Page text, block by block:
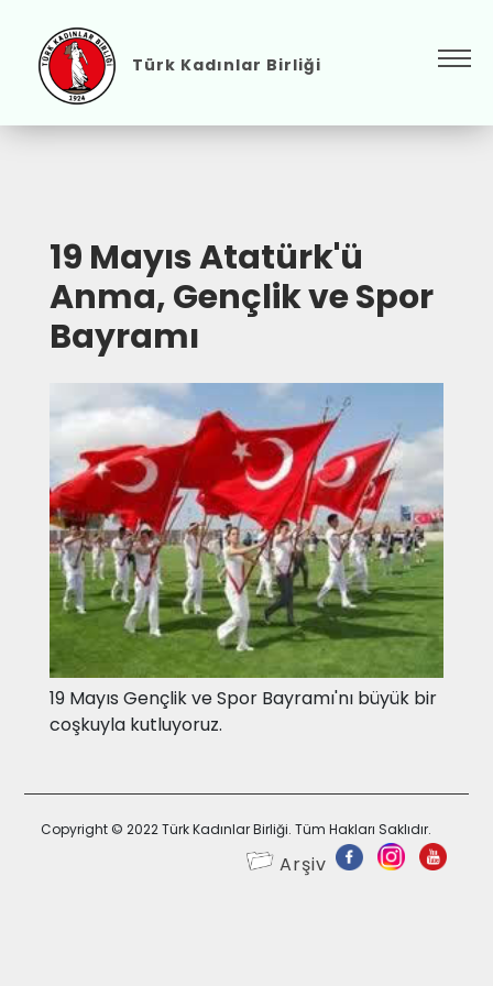
Türk Kadınlar Birliği
19 Mayıs Atatürk'ü
Anma, Gençlik ve Spor
Bayramı
19 Mayıs Gençlik ve Spor Bayramı'nı büyük bir
coşkuyla kutluyoruz.
Copyright © 2022 Türk Kadınlar Birliği. Tüm Hakları Saklıdır.
Arşiv